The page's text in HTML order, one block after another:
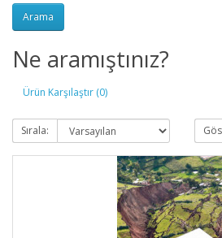
Ne aramıştınız?
Ürün Karşılaştır (0)
Sırala: